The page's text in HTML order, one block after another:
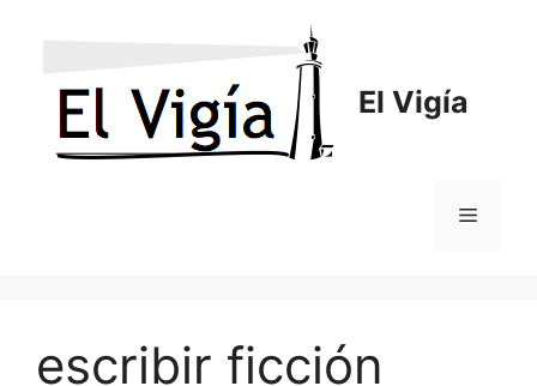
El Vigía
Menú
escribir ficción